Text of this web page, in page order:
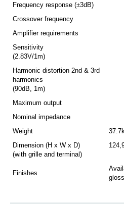
Frequency response (±3dB)
Crossover frequency
Amplifier requirements
Sensitivity
(2.83V/1m)
Harmonic distortion 2nd & 3rd
harmonics
(90dB, 1m)
Maximum output
Nominal impedance
Weight
Dimension (H x W x D)
(with grille and terminal)
Finishes